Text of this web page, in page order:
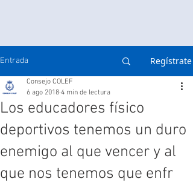
Entrada Regístrate
Los educadores físico
deportivos tenemos un duro
enemigo al que vencer y al
que nos tenemos que enfr
Consejo COLEF
6 ago 2018 4 min de lectura